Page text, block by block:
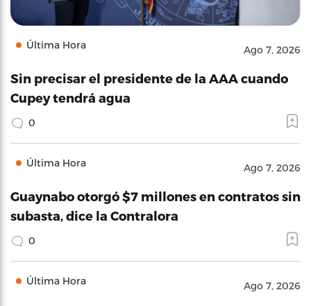
Última Hora Ago 7, 2026
Sin precisar el presidente de la AAA cuando
Cupey tendrá agua
0
Última Hora Ago 7, 2026
Guaynabo otorgó $7 millones en contratos sin
subasta, dice la Contralora
0
Última Hora Ago 7, 2026